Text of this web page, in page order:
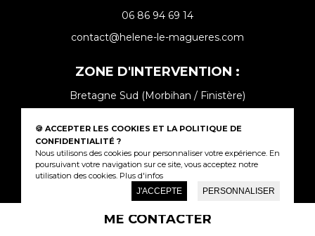
ME CONTACTER
06 86 94 69 14
contact@helene-le-magueres.com
ZONE D'INTERVENTION :
Bretagne Sud (Morbihan / Finistère)
SUIVEZ MOI SUR
© 2026 Tous droits réservés | Politique de confidentialité |
Beeview, agence web à Vannes
🍪 ACCEPTER LES COOKIES ET LA POLITIQUE DE
CONFIDENTIALITÉ ?
Nous utilisons des cookies pour personnaliser votre expérience. En
poursuivant votre navigation sur ce site, vous acceptez notre
utilisation des cookies. Plus d'infos
J'ACCEPTE
PERSONNALISER